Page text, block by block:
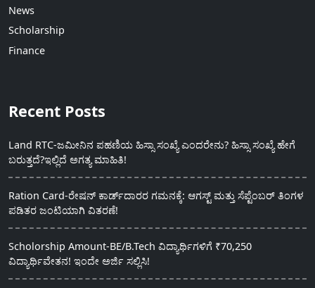
News
Scholarship
Finance
Recent Posts
Land RTC-ಜಮೀನಿನ ಪಹಣಿಯ ಹಿಸ್ಸಾ ಸಂಖ್ಯೆ ಎಂದರೇನು? ಹಿಸ್ಸಾ ಸಂಖ್ಯೆ ಹೇಗೆ
ಬರುತ್ತದೆ?ಇಲ್ಲಿದೆ ಅಗತ್ಯ ಮಾಹಿತಿ!
Ration Card-ರೇಷನ್ ಕಾರ್ಡ್‍ದಾರರ ಗಮನಕ್ಕೆ: ಆಗಸ್ಟ್ ಮತ್ತು ಸೆಪ್ಟೆಂಬರ್ ತಿಂಗಳ
ಪಡಿತರ ಜಂಟಿಯಾಗಿ ವಿತರಣೆ!
Scholorship Amount-BE/B.Tech ವಿದ್ಯಾರ್ಥಿಗಳಿಗೆ ₹70,250
ವಿದ್ಯಾರ್ಥಿವೇತನ! ಇಂದೇ ಅರ್ಜಿ ಸಲ್ಲಿಸಿ!